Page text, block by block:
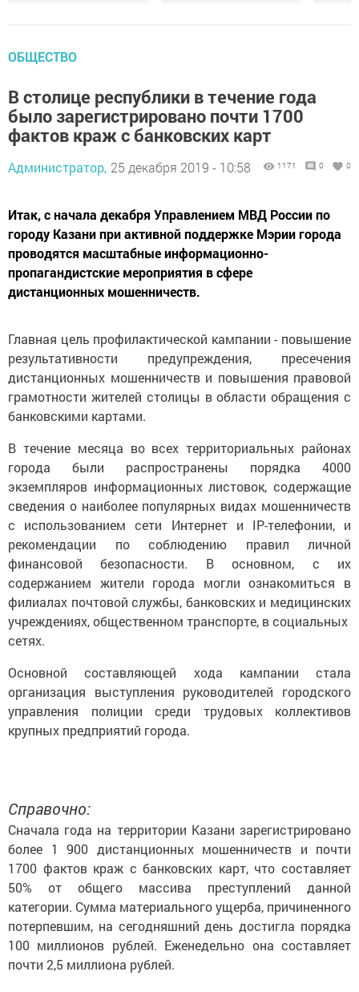
ОБЩЕСТВО
В столице республики в течение года
было зарегистрировано почти 1700
фактов краж с банковских карт
Администратор, 25 декабря 2019 - 10:58 1171 0 0
Итак, с начала декабря Управлением МВД России по
городу Казани при активной поддержке Мэрии города
проводятся масштабные информационно-
пропагандистские мероприятия в сфере
дистанционных мошенничеств.
Главная цель профилактической кампании - повышение
результативности предупреждения, пресечения
дистанционных мошенничеств и повышения правовой
грамотности жителей столицы в области обращения с
банковскими картами.
В течение месяца во всех территориальных районах
города были распространены порядка 4000
экземпляров информационных листовок, содержащие
сведения о наиболее популярных видах мошенничеств
с использованием сети Интернет и IP-телефонии, и
рекомендации по соблюдению правил личной
финансовой безопасности. В основном, с их
содержанием жители города могли ознакомиться в
филиалах почтовой службы, банковских и медицинских
учреждениях, общественном транспорте, в социальных
сетях.
Основной составляющей хода кампании стала
организация выступления руководителей городского
управления полиции среди трудовых коллективов
крупных предприятий города.
Справочно:
Сначала года на территории Казани зарегистрировано
более 1 900 дистанционных мошенничеств и почти
1700 фактов краж с банковских карт, что составляет
50% от общего массива преступлений данной
категории. Сумма материального ущерба, причиненного
потерпевшим, на сегодняшний день достигла порядка
100 миллионов рублей. Еженедельно она составляет
почти 2,5 миллиона рублей.